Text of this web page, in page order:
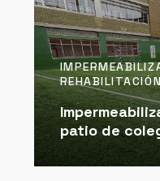
patio de